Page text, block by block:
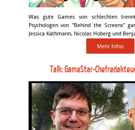
Was gute Games von schlechten
Psychologen von "Behind the Screens"
Jessica Kathmann, Nicolas Hoberg und
Mehr Infos
Talk: GameStar-